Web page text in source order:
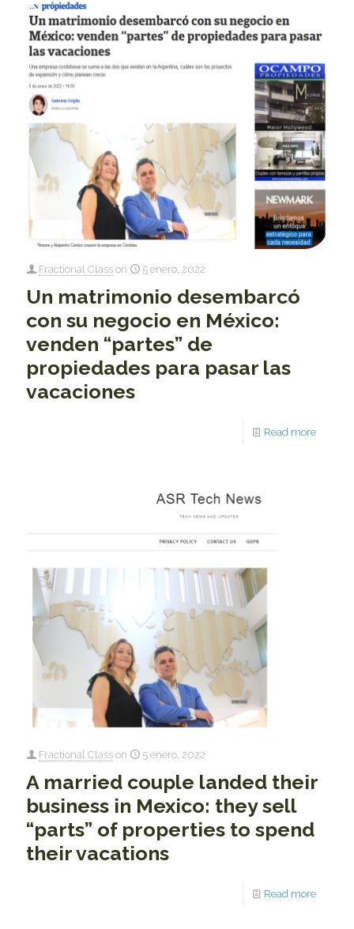
Fractional Class on 5 enero, 2022
Un matrimonio desembarcó
con su negocio en México:
venden “partes” de
propiedades para pasar las
vacaciones
Read more
Fractional Class on 5 enero, 2022
A married couple landed their
business in Mexico: they sell
“parts” of properties to spend
their vacations
Read more